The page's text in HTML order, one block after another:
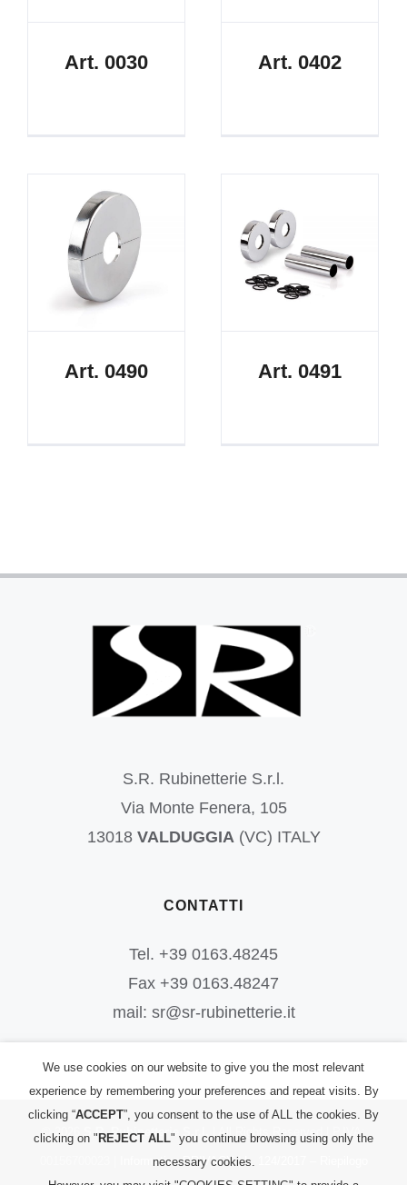
Art. 0030 Art. 0402
Art. 0490 Art. 0491
S.R. Rubinetterie S.r.l.
Via Monte Fenera, 105
13018 VALDUGGIA (VC) ITALY
CONTATTI
Tel. +39 0163.48245
Fax +39 0163.48247
mail: sr@sr-rubinetterie.it
© 2026 S.R. Rubinetterie S.r.l. | All Rights Reserved | P.IVA:
Informativa PRIVACY|L. 124/2017 – Riepilogo
We use cookies on our website to give you the most relevant
experience by remembering your preferences and repeat visits. By
clicking “ACCEPT”, you consent to the use of ALL the cookies. By
clicking on " REJECT ALL" you continue browsing using only the
necessary cookies.